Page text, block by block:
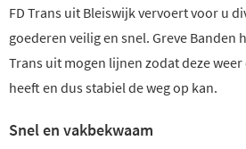
FD Trans uit Bleiswijk vervoert voor u
goederen veilig en snel. Greve Banden
Trans uit mogen lijnen zodat deze
heeft en dus stabiel de weg op kan.
Snel en vakbekwaam